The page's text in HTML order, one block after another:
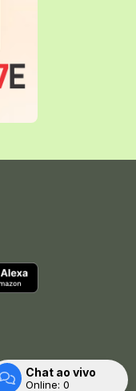
Chat ao vivo
Online: 0